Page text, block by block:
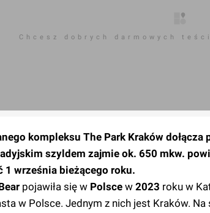
Chcesz dobrych darmowych
kompleksu The Park Kraków dołącza
szyldem zajmie ok. 650 mkw.
1 września bieżącego roku.
pojawiła się w Polsce w 2023 roku w
w Polsce. Jednym z nich jest Kraków.